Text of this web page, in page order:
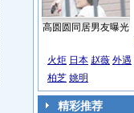
高圆圆同居男友曝光
火炬 日本 赵薇 外遇
柏芝 姚明
精彩推荐